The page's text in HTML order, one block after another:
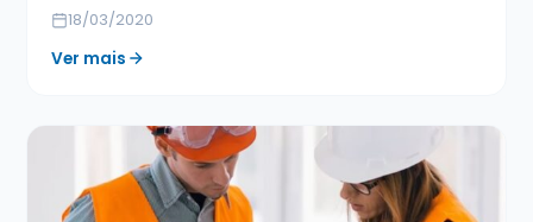
18/03/2020
Ver mais